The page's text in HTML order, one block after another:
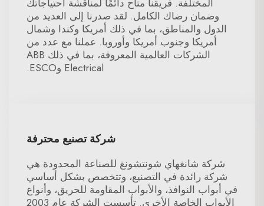
المختلفة. فريقنا متاح دائمًا لمناقشة احتياجاتك
وضمان رضاك الكامل. لقد صدرنا إلى العديد من
الدول والمناطق، بما في ذلك أمريكا وكندا وشمال
أمريكا وجنوب أمريكا وأوروبا. عملنا مع عدد من
الشركات العالمية المعروفة، بما في ذلك ABB
Electrical وESCO.
شركة تصنيع محترفة
شركة شانغهاي شونتشونغ للصناعة المحدودة هي
شركة رائدة في التصنيع، وتتخصص بشكل أساسي
في أبواب النوافذ، والأبواب المقاومة للحريق، وأنواع
الأبواب الخاصة الأخرى. تأسست الشركة عام 2003